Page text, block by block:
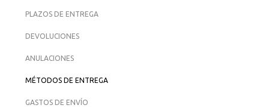
PLAZOS DE ENTREGA
DEVOLUCIONES
ANULACIONES
MÉTODOS DE ENTREGA
GASTOS DE ENVÍO